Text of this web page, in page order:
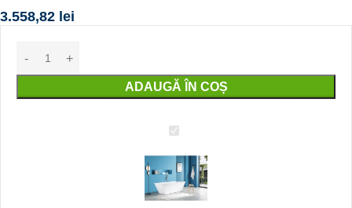
3.558,82 lei
ADAUGĂ ÎN COȘ
Cada
acril
170x75